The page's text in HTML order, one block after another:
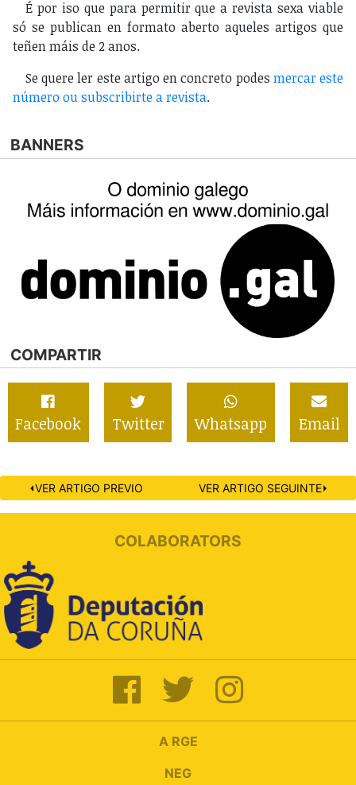
É por iso que para permitir que a revista sexa viable
só se publican en formato aberto aqueles artigos que
teñen máis de 2 anos.
Se quere ler este artigo en concreto podes mercar este
número ou subscribirte a revista.
BANNERS
COMPARTIR
Facebook Twitter Whatsapp Email
⏴VER ARTIGO PREVIO VER ARTIGO SEGUINTE⏵
COLABORATORS
A RGE
NEG